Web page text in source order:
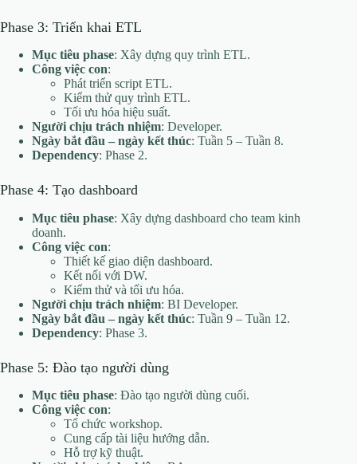
Phase 3: Triển khai ETL
Mục tiêu phase: Xây dựng quy trình ETL.
Công việc con:
Phát triển script ETL.
Kiểm thử quy trình ETL.
Tối ưu hóa hiệu suất.
Người chịu trách nhiệm: Developer.
Ngày bắt đầu – ngày kết thúc: Tuần 5 – Tuần 8.
Dependency: Phase 2.
Phase 4: Tạo dashboard
Mục tiêu phase: Xây dựng dashboard cho team kinh
doanh.
Công việc con:
Thiết kế giao diện dashboard.
Kết nối với DW.
Kiểm thử và tối ưu hóa.
Người chịu trách nhiệm: BI Developer.
Ngày bắt đầu – ngày kết thúc: Tuần 9 – Tuần 12.
Dependency: Phase 3.
Phase 5: Đào tạo người dùng
Mục tiêu phase: Đào tạo người dùng cuối.
Công việc con:
Tổ chức workshop.
Cung cấp tài liệu hướng dẫn.
Hỗ trợ kỹ thuật.